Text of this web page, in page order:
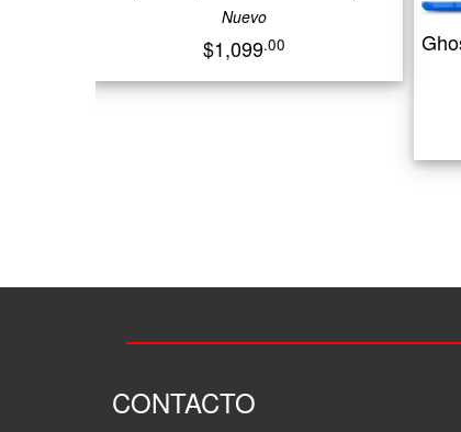
Ghost of
CONTACTO